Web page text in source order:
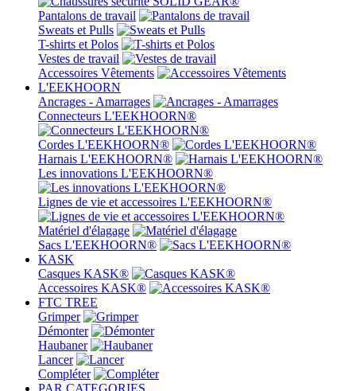
Pantalons de travail
Sweats et Pulls
T-shirts et Polos
Vestes de travail
Accessoires Vêtements
L'EEKHOORN
Ancrages - Amarrages
Connecteurs L'EEKHOORN®
Cordes L'EEKHOORN®
Harnais L'EEKHOORN®
Les innovations L'EEKHOORN®
Lignes de vie et accessoires L'EEKHOORN®
Matériel d'élagage
Sacs L'EEKHOORN®
KASK
Casques KASK®
Accessoires KASK®
FTC TREE
Grimper
Démonter
Haubaner
Lancer
Compléter
PAR CATEGORIES